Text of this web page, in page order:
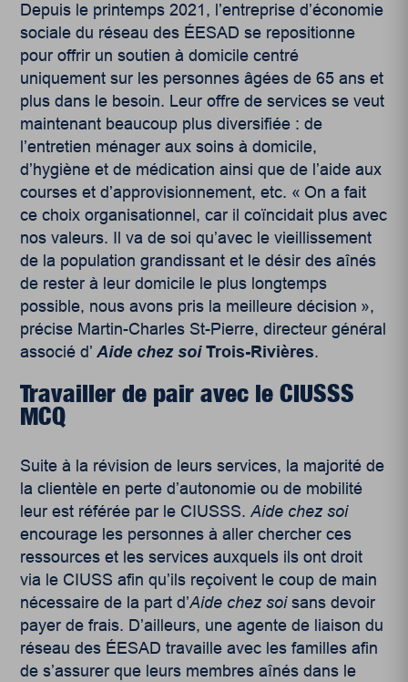
Depuis le printemps 2021, l’entreprise d’économie
sociale du réseau des ÉESAD se repositionne
pour offrir un soutien à domicile centré
uniquement sur les personnes âgées de 65 ans et
plus dans le besoin. Leur offre de services se veut
maintenant beaucoup plus diversifiée : de
l’entretien ménager aux soins à domicile,
d’hygiène et de médication ainsi que de l’aide aux
courses et d’approvisionnement, etc. « On a fait
ce choix organisationnel, car il coïncidait plus avec
nos valeurs. Il va de soi qu’avec le vieillissement
de la population grandissant et le désir des aînés
de rester à leur domicile le plus longtemps
possible, nous avons pris la meilleure décision »,
précise Martin-Charles St-Pierre, directeur général
associé d’Aide chez soiTrois-Rivières.
Travailler de pair avec le CIUSSS
MCQ
Suite à la révision de leurs services, la majorité de
la clientèle en perte d’autonomie ou de mobilité
leur est référée par le CIUSSS.Aide chez soi
encourage les personnes à aller chercher ces
ressources et les services auxquels ils ont droit
via le CIUSS afin qu’ils reçoivent le coup de main
nécessaire de la part d’Aide chez soisans devoir
payer de frais. D’ailleurs, une agente de liaison du
réseau des ÉESAD travaille avec les familles afin
de s’assurer que leurs membres aînés dans le